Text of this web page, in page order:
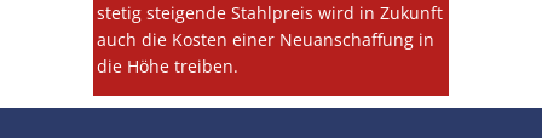
stetig steigende Stahlpreis wird in Zukunft
auch die Kosten einer Neuanschaffung in
die Höhe treiben.